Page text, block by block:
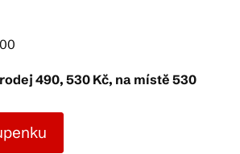
490, 530 Kč, na místě 530